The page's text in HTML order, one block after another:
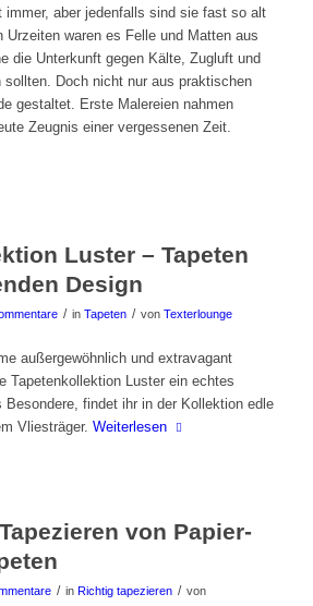
immer, aber jedenfalls sind sie fast so alt
Urzeiten waren es Felle und Matten aus
die Unterkunft gegen Kälte, Zugluft und
sollten. Doch nicht nur aus praktischen
gestaltet. Erste Malereien nahmen
Zeugnis einer vergessenen Zeit.
Luster – Tapeten
Design
/ in Tapeten / von Texterlounge
außergewöhnlich und extravagant
Tapetenkollektion Luster ein echtes
Besondere, findet ihr in der Kollektion edle
Vliesträger. Weiterlesen
von Papier-
/ in Richtig tapezieren / von